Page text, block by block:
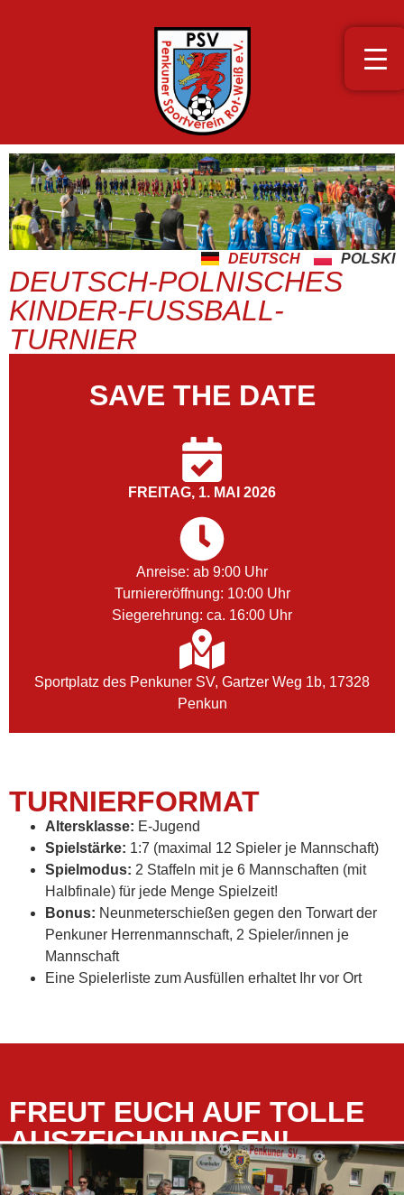
DEUTSCH POLSKI
DEUTSCH-POLNISCHES
KINDER-FUSSBALL-T
URNIER
SAVE THE DATE
FREITAG, 1. MAI 2026
Anreise: ab 9:00 Uhr
Turniereröffnung: 10:00 Uhr
Siegerehrung: ca. 16:00 Uhr
Sportplatz des Penkuner SV, Gartzer Weg 1b, 17328
Penkun
TURNIERFORMAT
Altersklasse: E-Jugend
Spielstärke: 1:7 (maximal 12 Spieler je Mannschaft)
Spielmodus: 2 Staffeln mit je 6 Mannschaften (mit
Halbfinale) für jede Menge Spielzeit!
Bonus: Neunmeterschießen gegen den Torwart der
Penkuner Herrenmannschaft, 2 Spieler/innen je
Mannschaft
Eine Spielerliste zum Ausfüllen erhaltet Ihr vor Ort
FREUT EUCH AUF TOLLE
AUSZEICHNUNGEN!